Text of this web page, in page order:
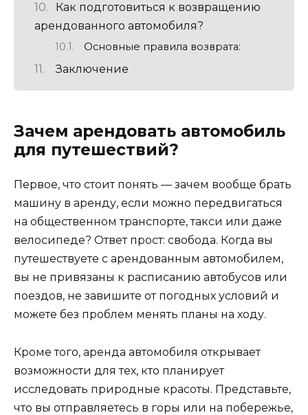
Как подготовиться к возвращению
арендованного автомобиля?
Основные правила возврата:
Заключение
Зачем арендовать автомобиль
для путешествий?
Первое, что стоит понять — зачем вообще брать
машину в аренду, если можно передвигаться
на общественном транспорте, такси или даже
велосипеде? Ответ прост: свобода. Когда вы
путешествуете с арендованным автомобилем,
вы не привязаны к расписанию автобусов или
поездов, не завишите от погодных условий и
можете без проблем менять планы на ходу.
Кроме того, аренда автомобиля открывает
возможности для тех, кто планирует
исследовать природные красоты. Представьте,
что вы отправляетесь в горы или на побережье,